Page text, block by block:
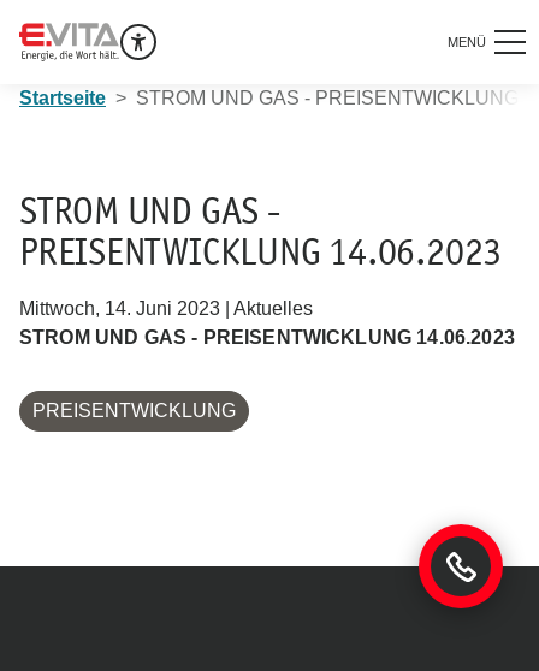
MENÜ
Startseite STROM UND GAS - PREISENTWICKLUNG
STROM UND GAS -
PREISENTWICKLUNG 14.06.2023
Mittwoch, 14. Juni 2023 | Aktuelles
STROM UND GAS - PREISENTWICKLUNG 14.06.2023
PREISENTWICKLUNG